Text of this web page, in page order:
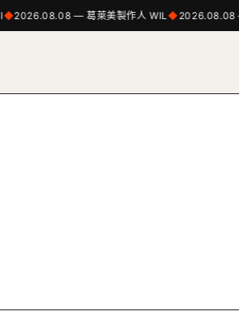
2026.08.08 — 葛萊美製作人 WIL 2026.08.08